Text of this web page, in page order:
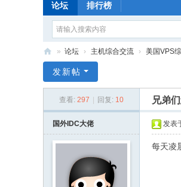
论坛 排行榜
球
» 论坛 › 主机综合交流 › 美国VPS
发新帖
查看: 297 回复: 10 兄弟
国外IDC大佬 发表
每天凌